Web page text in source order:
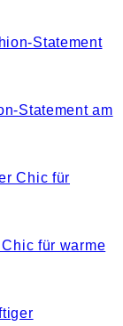
Statement am
für warme